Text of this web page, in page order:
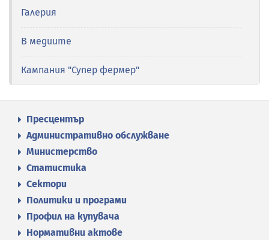
Галерия
В медиите
Кампания "Супер фермер"
Пресцентър
Административно обслужване
Министерство
Статистика
Сектори
Политики и програми
Профил на купувача
Нормативни актове